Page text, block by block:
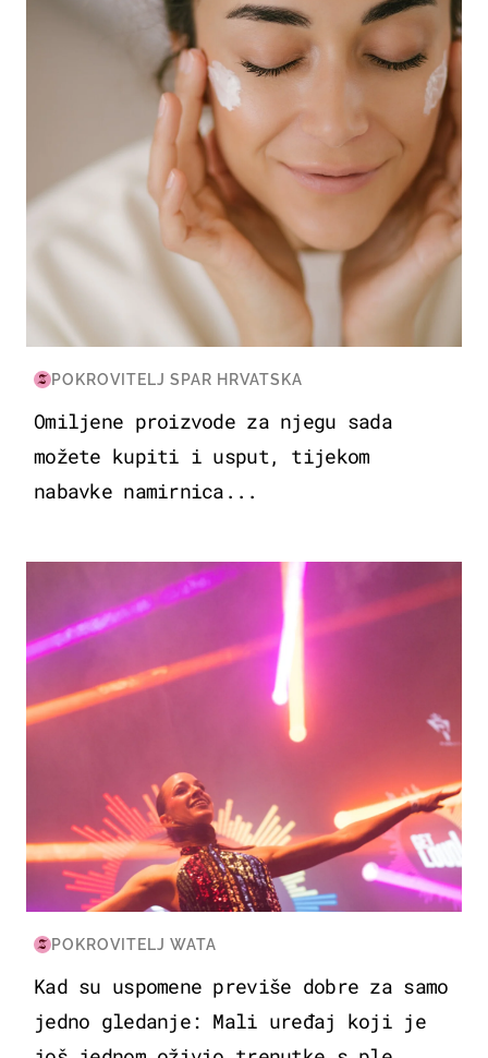
MODA & LJEPOTA
POKROVITELJ SPAR HRVATSKA
Omiljene proizvode za njegu sada
možete kupiti i usput, tijekom
nabavke namirnica...
KULTURA & ZABAVA
POKROVITELJ WATA
Kad su uspomene previše dobre za samo
jedno gledanje: Mali uređaj koji je